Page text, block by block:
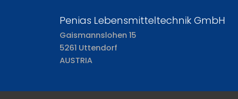
Penias Lebensmitteltechnik GmbH
Gaismannslohen 15
5261 Uttendorf
AUSTRIA